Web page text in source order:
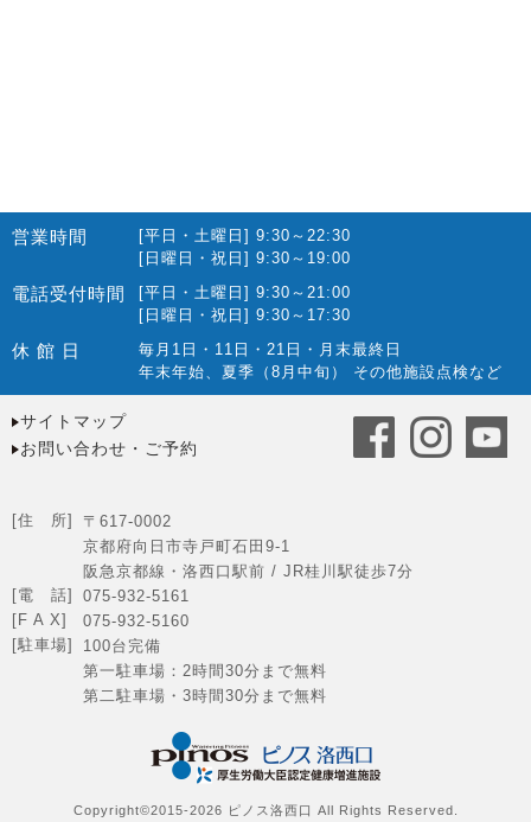
営業時間
[平日・土曜日] 9:30～22:30
[日曜日・祝日] 9:30～19:00
電話受付時間
[平日・土曜日] 9:30～21:00
[日曜日・祝日] 9:30～17:30
休 館 日
毎月1日・11日・21日・月末最終日
年末年始、夏季（8月中旬） その他施設点検など
サイトマップ
お問い合わせ・ご予約
[住 所]
〒617-0002
京都府向日市寺戸町石田9-1
阪急京都線・洛西口駅前 / JR桂川駅徒歩7分
[電 話]
075-932-5161
[F A X]
075-932-5160
[駐車場]
100台完備
第一駐車場：2時間30分まで無料
第二駐車場・3時間30分まで無料
Copyright©2015-2026 ピノス洛西口 All Rights Reserved.